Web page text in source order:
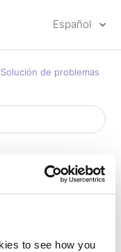
to see how you
Español
Solución de problemas